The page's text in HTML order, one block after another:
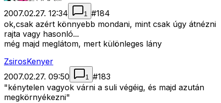
2007.02.27. 12:34 1 #184
ok,csak azért könnyebb mondani, mint csak úgy átnézni
rajta vagy hasonló...
még majd meglátom, mert különleges lány
ZsirosKenyer
2007.02.27. 09:50
1 #183
"kénytelen vagyok várni a suli végéig, és majd azután
megkörnyékezni"